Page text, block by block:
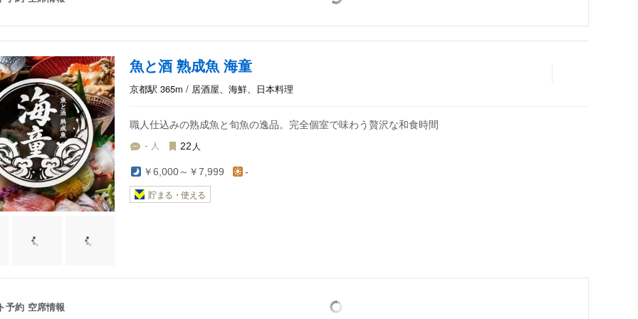
魚と酒 熟成魚 海童
京都駅 365m / 居酒屋、海鮮、日本料理
職人仕込みの熟成魚と旬魚の逸品。完全個室で味わう贅沢な和食時間
- 人 22 人
￥6,000～￥7,999 -
貯まる・使える
予約 空席情報